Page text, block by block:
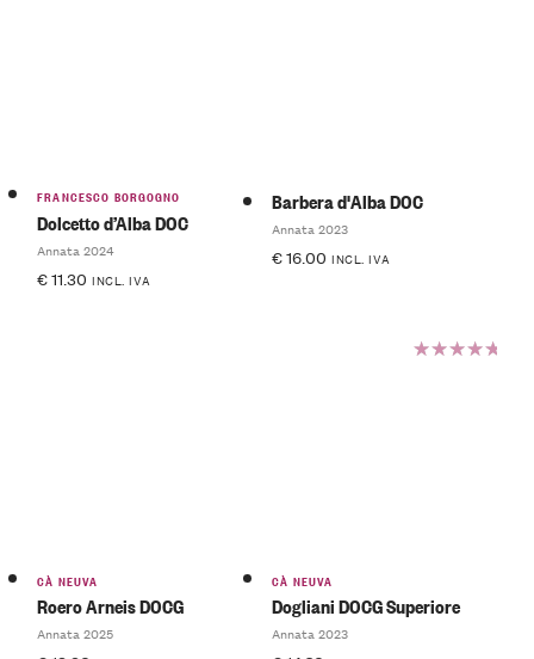
FRANCESCO BORGOGNO
Dolcetto d’Alba DOC
Annata 2024
€11.30 INCL. IVA
Barbera d'Alba DOC
Annata 2023
€16.00 INCL. IVA
CÀ NEUVA
Roero Arneis DOCG
Annata 2025
CÀ NEUVA
Dogliani DOCG Superiore
Annata 2023